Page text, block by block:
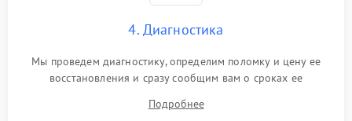
4. Диагностика
Мы проведем диагностику, определим поломку и цену ее
восстановления и сразу сообщим вам о сроках ее
Подробнее